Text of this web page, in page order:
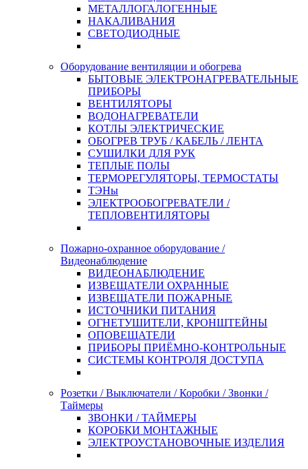
МЕТАЛЛОГАЛОГЕННЫЕ
НАКАЛИВАНИЯ
СВЕТОДИОДНЫЕ
Оборудование вентиляции и обогрева
БЫТОВЫЕ ЭЛЕКТРОНАГРЕВАТЕЛЬНЫЕ
ПРИБОРЫ
ВЕНТИЛЯТОРЫ
ВОДОНАГРЕВАТЕЛИ
КОТЛЫ ЭЛЕКТРИЧЕСКИЕ
ОБОГРЕВ ТРУБ / КАБЕЛЬ / ЛЕНТА
СУШИЛКИ ДЛЯ РУК
ТЕПЛЫЕ ПОЛЫ
ТЕРМОРЕГУЛЯТОРЫ, ТЕРМОСТАТЫ
ТЭНы
ЭЛЕКТРООБОГРЕВАТЕЛИ /
ТЕПЛОВЕНТИЛЯТОРЫ
Пожарно-охранное оборудование /
Видеонаблюдение
ВИДЕОНАБЛЮДЕНИЕ
ИЗВЕЩАТЕЛИ ОХРАННЫЕ
ИЗВЕЩАТЕЛИ ПОЖАРНЫЕ
ИСТОЧНИКИ ПИТАНИЯ
ОГНЕТУШИТЕЛИ, КРОНШТЕЙНЫ
ОПОВЕЩАТЕЛИ
ПРИБОРЫ ПРИЁМНО-КОНТРОЛЬНЫЕ
СИСТЕМЫ КОНТРОЛЯ ДОСТУПА
Розетки / Выключатели / Коробки / Звонки /
Таймеры
ЗВОНКИ / ТАЙМЕРЫ
КОРОБКИ МОНТАЖНЫЕ
ЭЛЕКТРОУСТАНОВОЧНЫЕ ИЗДЕЛИЯ